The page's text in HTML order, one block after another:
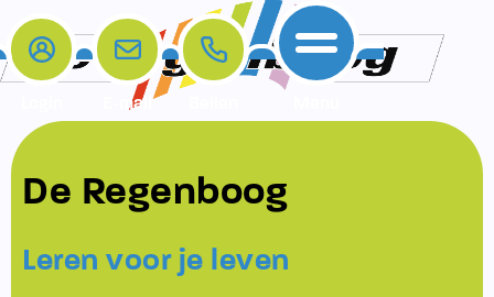
Home
De school
Opleiding en Stage
Ouders
Ouders
Contact
Contact
Samenwerkingen
Schoollogopedist
E-mail
De Regenboog
Leren voor je leven